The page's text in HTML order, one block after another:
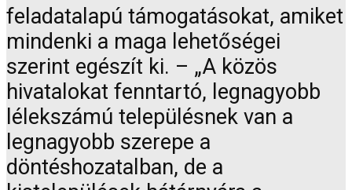
feladatalapú támogatásokat, amiket
mindenki a maga lehetőségei
szerint egészít ki. – „A közös
hivatalokat fenntartó, legnagyobb
lélekszámú településnek van a
legnagyobb szerepe a
döntéshozatalban, de a